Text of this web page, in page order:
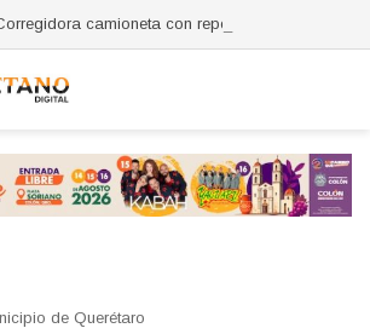
de Querétaro